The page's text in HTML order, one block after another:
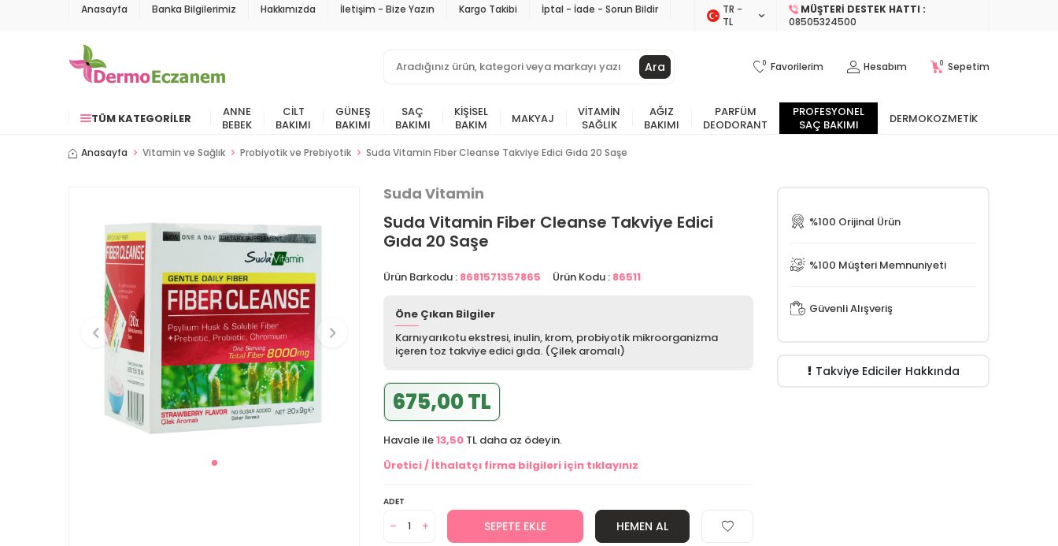
Anasayfa Banka Bilgilerimiz Hakkımızda İletişim - Bize Yazın Kargo Takibi İptal - İade - Sorun Bildir
TR −
TL
MÜŞTERI DESTEK HATTI :
08505324500
Ara 0 Favorilerim Hesabım 0 Sepetim
TÜM KATEGORILER
ANNE
BEBEK
CILT
BAKIMI
GÜNEŞ
BAKIMI
SAÇ
BAKIMI
KIŞISEL
BAKIM
MAKYAJ
VITAMIN
SAĞLIK
AĞIZ
BAKIMI
PARFÜM
DEODORANT
PROFESYONEL
SAÇ BAKIMI
DERMOKOZMETIK
Anasayfa Vitamin ve Sağlık Probiyotik ve Prebiyotik Suda Vitamin Fiber Cleanse Takviye Edici Gıda 20 Saşe
Suda Vitamin
Suda Vitamin Fiber Cleanse Takviye Edici
Gıda 20 Saşe
Ürün Barkodu : 8681571357865 Ürün Kodu : 86511
Öne Çıkan Bilgiler
Karnıyarıkotu ekstresi, inulin, krom, probiyotik mikroorganizma
içeren toz takviye edici gıda. (Çilek aromalı)
675,00 TL
Havale ile13,50 TL daha az ödeyin.
Üretici / İthalatçı firma bilgileri için tıklayınız
ADET
SEPETE EKLE HEMEN AL
%100 Orijinal Ürün
%100 Müşteri Memnuniyeti
Güvenli Alışveriş
Takviye Ediciler Hakkında